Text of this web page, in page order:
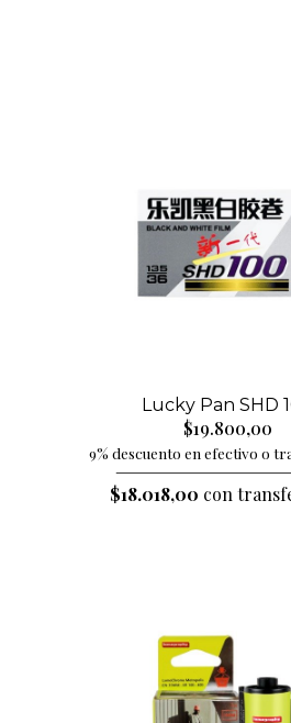
Lucky Pan SHD
$19.800,00
9% descuento en efectivo o
$18.018,00 con